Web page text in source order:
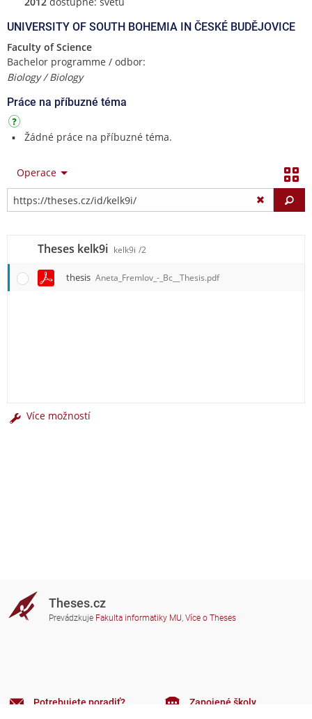
UNIVERSITY OF SOUTH BOHEMIA IN ČESKÉ BUDĚJOVICE
Faculty of Science
Bachelor programme / odbor:
Biology / Biology
Práce na příbuzné téma
Žádné práce na příbuzné téma.
Operace
Theses kelk9i kelk9i /2
thesis Aneta_Fremlov_-_Bc__Thesis.pdf
Více možností
Theses.cz
Prevádzkuje Fakulta informatiky MU, Více o Theses
Potrebujete poradiť? Zapojené školy